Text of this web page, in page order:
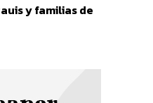
y familias de